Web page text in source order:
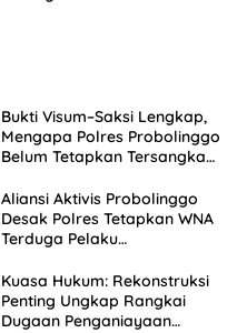
Bukti Visum–Saksi Lengkap,
Mengapa Polres Probolinggo
Belum Tetapkan Tersangka
Aliansi Aktivis Probolinggo
Desak Polres Tetapkan WNA
Terduga Pelaku
sebagai Tersangka
Kuasa Hukum: Rekonstruksi
Penting Ungkap Rangkai
Dugaan Penganiayaan